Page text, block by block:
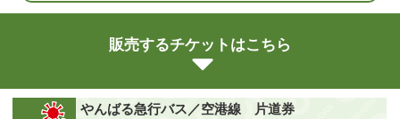
販売するチケットはこちら
やんばる急行バス／空港線 片道券